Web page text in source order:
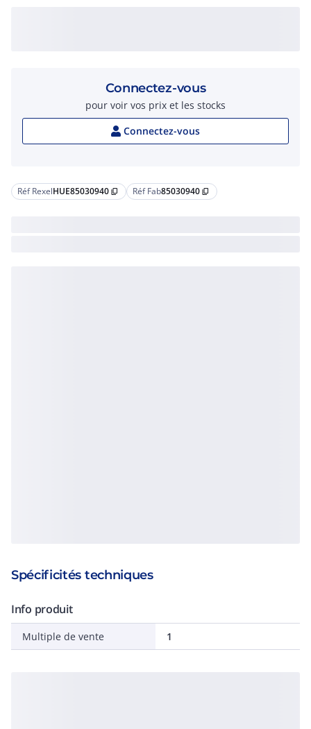
Réf RexelHUE85030940 content_copy Réf Fab85030940 content_copy
Connectez-vous
pour voir vos prix et les stocks
Connectez-vous
Spécificités techniques
Info produit
Multiple de vente 1